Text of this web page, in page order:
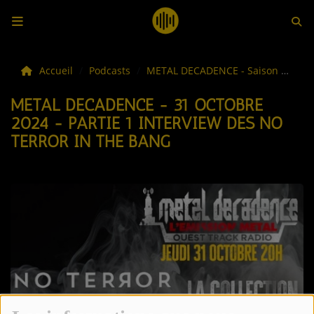
LES ACTUS
LA MUSIQUE
LES PLAYLISTS
LES EMISSIONS
LA GRILLE DES PROGRAMMES
Accueil Podcasts METAL DECADENCE - Saison #16
METAL DECADENCE - 31 OCTOBRE
2024 - PARTIE 1 INTERVIEW DES NO
TERROR IN THE BANG